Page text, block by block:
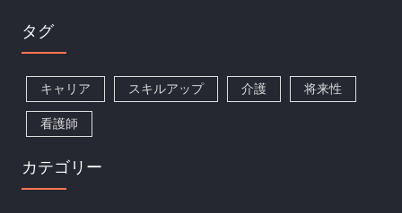
タグ
キャリア スキルアップ 介護 将来性
看護師
カテゴリー